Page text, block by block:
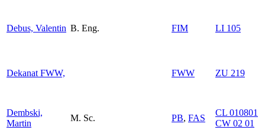
Debus, Valentin B. Eng. FIM LI 105
Dekanat FWW, FWW ZU 219
Dembski,
Martin
M. Sc. PB, FAS
CL 010801
CW 02 01